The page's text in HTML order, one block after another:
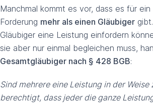
Manchmal kommt es vor, dass es für
Forderung mehr als einen Gläubiger
Gläubiger eine Leistung einfordern
sie aber nur einmal begleichen muss,
Gesamtgläubiger nach § 428 BGB:
Sind mehrere eine Leistung in der Weise
berechtigt, dass jeder die ganze